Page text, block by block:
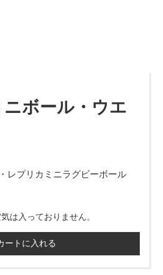
ボール・ウエ
レプリカミニラグビーボール
は入っておりません。